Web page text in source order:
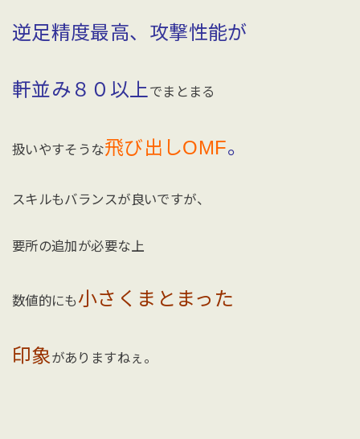
逆足精度最高、攻撃性能が
軒並み８０以上 でまとまる
扱いやすそうな飛び出しOMF。
スキルもバランスが良いですが、
要所の追加が必要な上
数値的にも 小さくまとまった
印象がありますねぇ。